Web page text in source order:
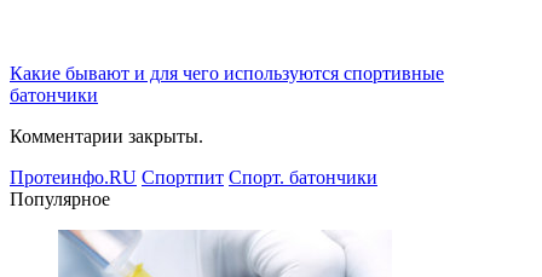
Какие бывают и для чего используются спортивные
батончики
Комментарии закрыты.
Протеинфо.RU Спортпит Спорт. батончики
Популярное